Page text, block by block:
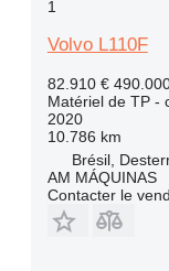
1
Volvo L110F
82.910 €
Matériel de TP -
2020
10.786 km
Brésil,
AM MÁQUINAS
Contacter le